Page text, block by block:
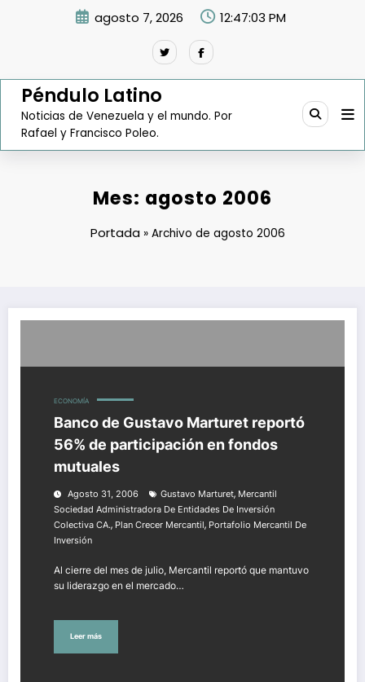
agosto 7, 2026 12:47:04 PM
Péndulo Latino
Noticias de Venezuela y el mundo. Por
Rafael y Francisco Poleo.
Mes: agosto 2006
Portada »Archivo de agosto 2006
ECONOMÍA
Banco de Gustavo Marturet reportó
56% de participación en fondos
mutuales
Agosto 31, 2006 Gustavo Marturet, Mercantil
Sociedad Administradora De Entidades De Inversión
Colectiva CA., Plan Crecer Mercantil, Portafolio Mercantil De
Inversión
Al cierre del mes de julio, Mercantil reportó que mantuvo
su liderazgo en el mercado…
Leer más